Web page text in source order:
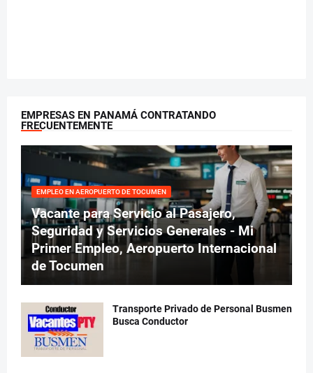
EMPRESAS EN PANAMÁ CONTRATANDO
FRECUENTEMENTE
EMPLEO EN AEROPUERTO DE TOCUMEN
Vacante para Servicio al Pasajero,
Seguridad y Servicios Generales - Mi
Primer Empleo, Aeropuerto Internacional
de Tocumen
Transporte Privado de Personal Busmen
Busca Conductor